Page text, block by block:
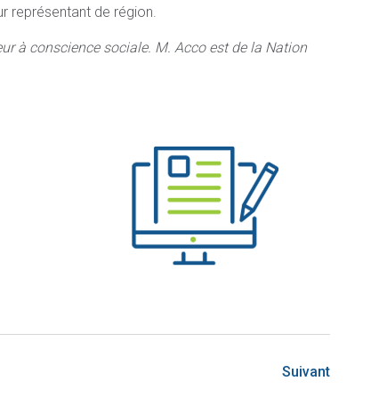
représentant de région.
à conscience sociale. M. Acco est de la Nation
Suivant